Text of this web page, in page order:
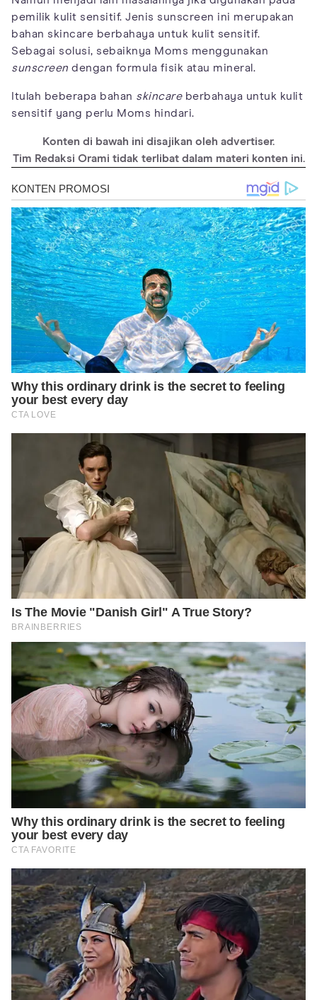
pemilik kulit sensitif. Jenis sunscreen ini merupakan
bahan skincare berbahaya untuk kulit sensitif.
Sebagai solusi, sebaiknya Moms menggunakan
sunscreen dengan formula fisik atau mineral.
Itulah beberapa bahan skincareberbahaya untuk kulit
sensitif yang perlu Moms hindari.
Konten di bawah ini disajikan oleh advertiser.
Tim Redaksi Orami tidak terlibat dalam materi konten ini.